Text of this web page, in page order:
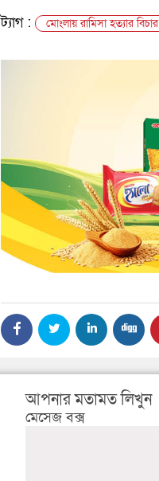
ট্যাগ :
মোংলায় রামিসা হত্যার
আপনার মতামত লিখুন
মেসেজ বক্স